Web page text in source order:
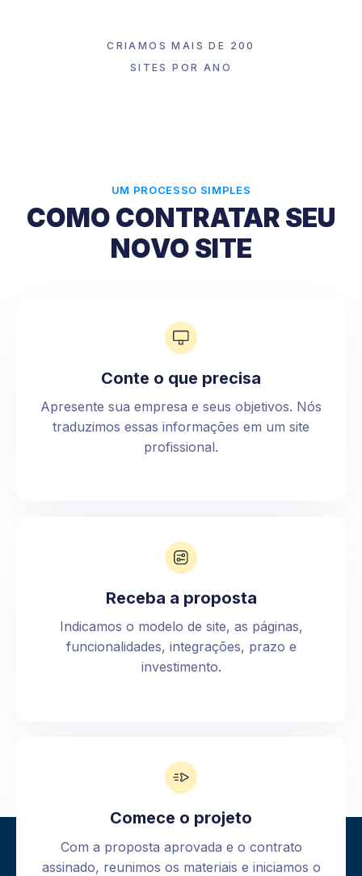
CRIAMOS MAIS DE 200
SITES POR ANO
UM PROCESSO SIMPLES
COMO CONTRATAR SEU
NOVO SITE
Conte o que precisa
Apresente sua empresa e seus objetivos. Nós
traduzimos essas informações em um site
profissional.
Receba a proposta
Indicamos o modelo de site, as páginas,
funcionalidades, integrações, prazo e
investimento.
Comece o projeto
Com a proposta aprovada e o contrato
assinado, reunimos os materiais e iniciamos o